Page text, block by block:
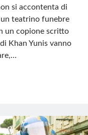
si accontenta di
un teatrino funebre
un copione scritto
Khan Yunis vanno